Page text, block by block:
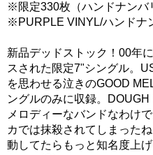
※限定330枚（ハンドナンバ
※PURPLE VINYL/ハンドナ
新品デッドストック！00年
スされた限定7"シングル。
を思わせる泣きのGOOD
ングルのみに収録。
メロディーなバンドなわけ
カでは抹殺されてしまった
動してたらもっと知名度上